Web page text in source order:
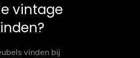
vintage
vinden bij